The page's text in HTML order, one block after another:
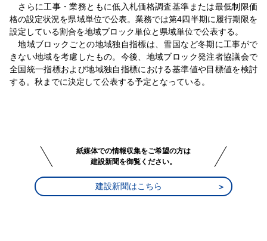
さらに工事・業務ともに低入札価格調査基準または最低制限価
格の設定状況を県域単位で公表。業務では第4四半期に履行期限を
設定している割合を地域ブロック単位と県域単位で公表する。
地域ブロックごとの地域独自指標は、雪国など冬期に工事がで
きない地域を考慮したもの。今後、地域ブロック発注者協議会で
全国統一指標および地域独自指標における基準値や目標値を検討
する。秋までに決定して公表する予定となっている。
紙媒体での情報収集をご希望の方は
建設新聞を御覧ください。
建設新聞はこちら